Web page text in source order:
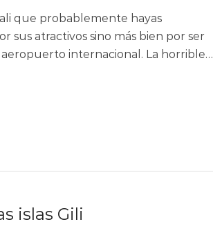
que probablemente hayas
sus atractivos sino más bien por ser
aeropuerto internacional. La horrible…
islas Gili